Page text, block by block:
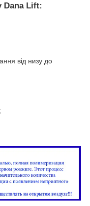
Dana Lift:
від низу до